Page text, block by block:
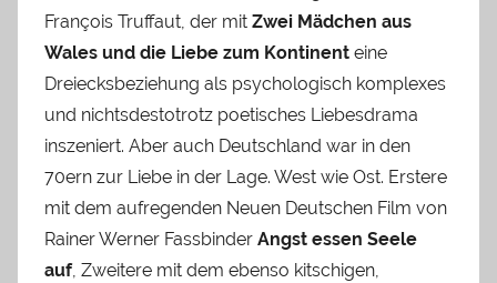
François Truffaut, der mit Zwei Mädchen aus
Wales und die Liebe zum Kontinent eine
Dreiecksbeziehung als psychologisch komplexes
und nichtsdestotrotz poetisches Liebesdrama
inszeniert. Aber auch Deutschland war in den
70ern zur Liebe in der Lage. West wie Ost. Erstere
mit dem aufregenden Neuen Deutschen Film von
Rainer Werner Fassbinder Angst essen Seele
auf, Zweitere mit dem ebenso kitschigen,